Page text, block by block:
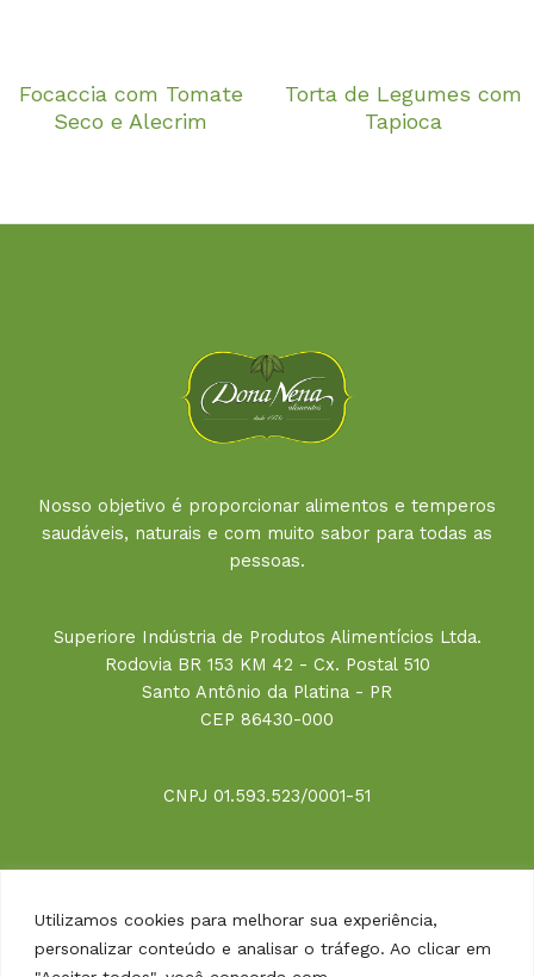
Utilizamos cookies para melhorar sua experiência,
personalizar conteúdo e analisar o tráfego. Ao clicar em
Focaccia com Tomate
Seco e Alecrim
Torta de Legumes com
Tapioca
Nosso objetivo é proporcionar alimentos e temperos
saudáveis, naturais e com muito sabor para todas as
pessoas.
Superiore Indústria de Produtos Alimentícios Ltda.
Rodovia BR 153 KM 42 - Cx. Postal 510
Santo Antônio da Platina - PR
CEP 86430-000
CNPJ 01.593.523/0001-51
Links